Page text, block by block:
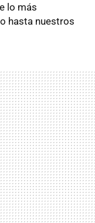
lo más
hasta nuestros